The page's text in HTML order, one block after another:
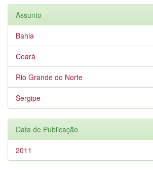
Assunto
Bahia
Ceará
Rio Grande do Norte
Sergipe
Data de Publicação
2011